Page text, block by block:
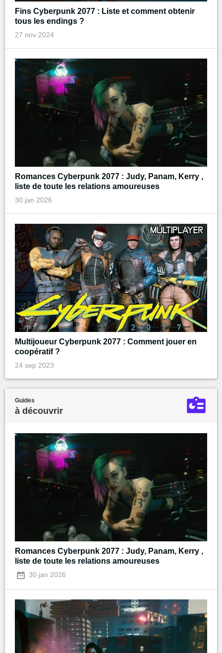
Fins Cyberpunk 2077 : Liste et comment obtenir
tous les endings ?
27 nov 2024
Romances Cyberpunk 2077 : Judy, Panam, Kerry ,
liste de toute les relations amoureuses
30 jan 2026
Multijoueur Cyberpunk 2077 : Comment jouer en
coopératif ?
24 sep 2023
Guides
à découvrir
Romances Cyberpunk 2077 : Judy, Panam, Kerry ,
liste de toute les relations amoureuses
30 jan 2026